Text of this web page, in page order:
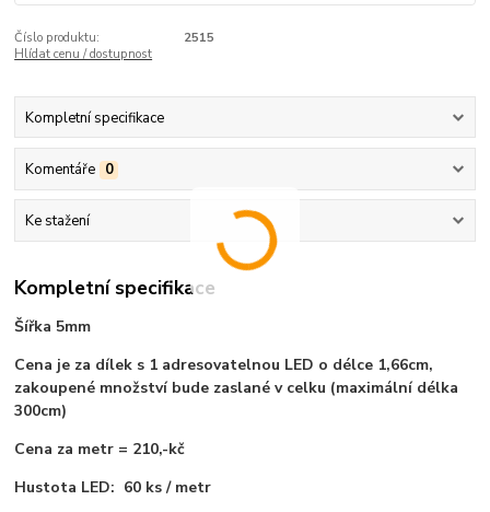
Číslo produktu:
2515
Hlídat cenu / dostupnost
Kompletní specifikace
Komentáře 0
Ke stažení
Kompletní specifikace
Šířka 5mm
Cena je za dílek s 1 adresovatelnou LED o délce 1,66cm,
zakoupené množství bude zaslané v celku (maximální délka
300cm)
Cena za metr = 210,-kč
Hustota LED: 60 ks / metr